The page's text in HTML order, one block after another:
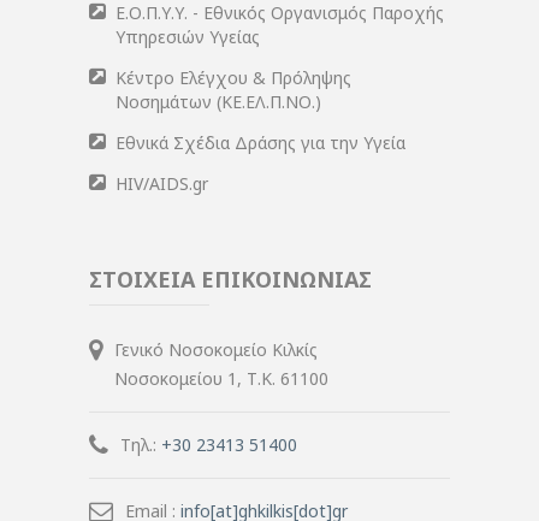
Ε.Ο.Π.Υ.Υ. - Εθνικός Οργανισμός Παροχής
Υπηρεσιών Υγείας
Κέντρο Ελέγχου & Πρόληψης
Νοσημάτων (ΚΕ.ΕΛ.Π.ΝΟ.)
Εθνικά Σχέδια Δράσης για την Υγεία
HIV/AIDS.gr
ΣΤΟΙΧΕΙΑ ΕΠΙΚΟΙΝΩΝΙΑΣ
Γενικό Νοσοκομείο Κιλκίς
Νοσοκομείου 1, Τ.Κ. 61100
Τηλ.: +30 23413 51400
Email : info[at]ghkilkis[dot]gr